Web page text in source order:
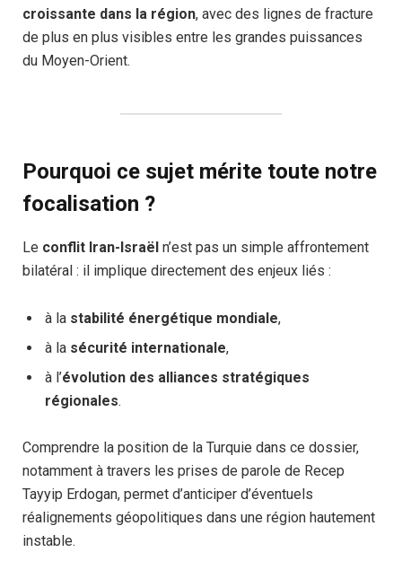
croissante dans la région, avec des lignes de fracture
de plus en plus visibles entre les grandes puissances
du Moyen-Orient.
Pourquoi ce sujet mérite toute notre
focalisation ?
Le conflit Iran-Israël n’est pas un simple affrontement
bilatéral : il implique directement des enjeux liés :
à la stabilité énergétique mondiale,
à la sécurité internationale,
à l’évolution des alliances stratégiques
régionales.
Comprendre la position de la Turquie dans ce dossier,
notamment à travers les prises de parole de Recep
Tayyip Erdogan, permet d’anticiper d’éventuels
réalignements géopolitiques dans une région hautement
instable.